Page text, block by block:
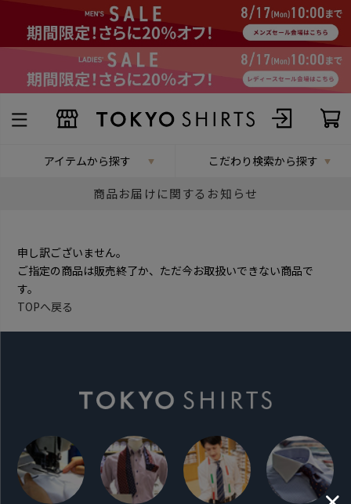
アイテムから探す こだわり検索から探す
商品お届けに関するお知らせ
申し訳ございません。
ご指定の商品は販売終了か、ただ今お取扱いできない商品で
す。
TOPへ戻る